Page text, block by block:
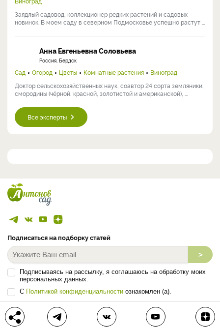
Заядлый садовод, коллекционер редких растений и садовых
новинок. В моем саду в северном Подмосковье успешно растут ...
Анна Евгеньевна Соловьева
Россия, Бердск
Сад Огород Цветы Комнатные растения
Виноград
Доктор сельскохозяйственных наук, соавтор 24 сорта земляники,
смородины (чёрной, красной, золотистой и американской), ...
Все эксперты
Подписаться на подборку статей
>
Подписываясь на рассылку, я соглашаюсь на обработку моих
персональных данных.
С Политикой конфиденциальности ознакомлен (а).
ЛЕНТА СТАТЕЙ